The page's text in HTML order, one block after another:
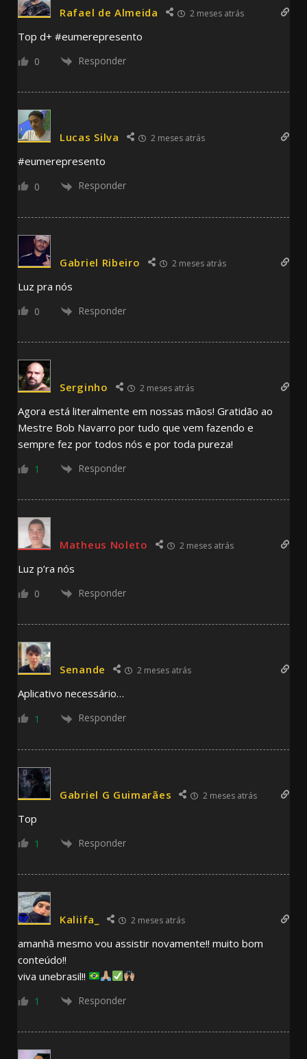
Rafael de Almeida 2 meses atrás
Top d+ #eumerepresento
0 Responder
Lucas Silva 2 meses atrás
#eumerepresento
0 Responder
Gabriel Ribeiro 2 meses atrás
Luz pra nós
0 Responder
Serginho 2 meses atrás
Agora está literalmente em nossas mãos! Gratidão ao
Mestre Bob Navarro por tudo que vem fazendo e
sempre fez por todos nós e por toda pureza!
1 Responder
Matheus Noleto 2 meses atrás
Luz p’ra nós
0 Responder
Senande 2 meses atrás
Aplicativo necessário…
1 Responder
Gabriel G Guimarães 2 meses atrás
Top
1 Responder
Kaliifa_ 2 meses atrás
amanhã mesmo vou assistir novamente!! muito bom
conteúdo!!
viva unebrasil!!
1 Responder